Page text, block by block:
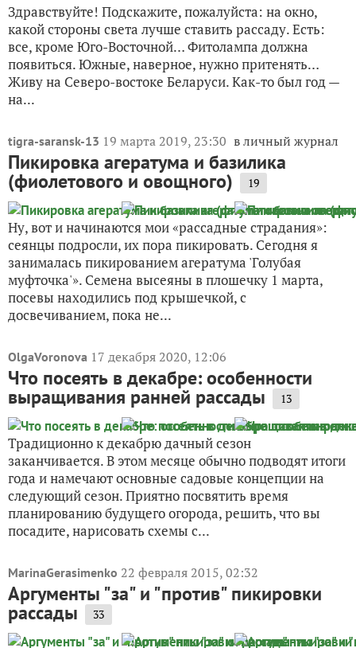
Здравствуйте! Подскажите, пожалуйста: на окно,
какой стороны света лучше ставить рассаду. Есть:
все, кроме Юго-Восточной… Фитолампа должна
появиться. Южные, наверное, нужно притенять…
Живу на Северо-востоке Беларуси. Как-то был год —
на...
tigra-saransk-13 19 марта 2019, 23:30 в личный журнал
Пикировка агератума и базилика
(фиолетового и овощного) 19
Ну, вот и начинаются мои «рассадные страдания»:
сеянцы подросли, их пора пикировать. Сегодня я
занималась пикированием агератума 'Голубая
муфточка'». Семена высеяны в плошечку 1 марта,
посевы находились под крышечкой, с
досвечиванием, пока не...
OlgaVoronova 17 декабря 2020, 12:06
Что посеять в декабре: особенности
выращивания ранней рассады 13
Традиционно к декабрю дачный сезон
заканчивается. В этом месяце обычно подводят итоги
года и намечают основные садовые концепции на
следующий сезон. Приятно посвятить время
планированию будущего огорода, решить, что вы
посадите, нарисовать схемы с...
MarinaGerasimenko 22 февраля 2015, 02:32
Аргументы "за" и "против" пикировки
рассады 33